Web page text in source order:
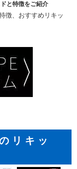
と特徴をご紹介
徴、おすすめリキッ
リキッ